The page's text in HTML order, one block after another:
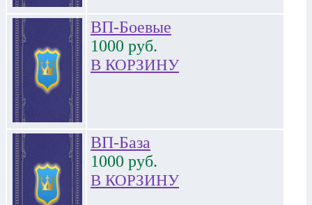
ВП-Боевые
1000 руб.
В КОРЗИНУ
ВП-База
1000 руб.
В КОРЗИНУ